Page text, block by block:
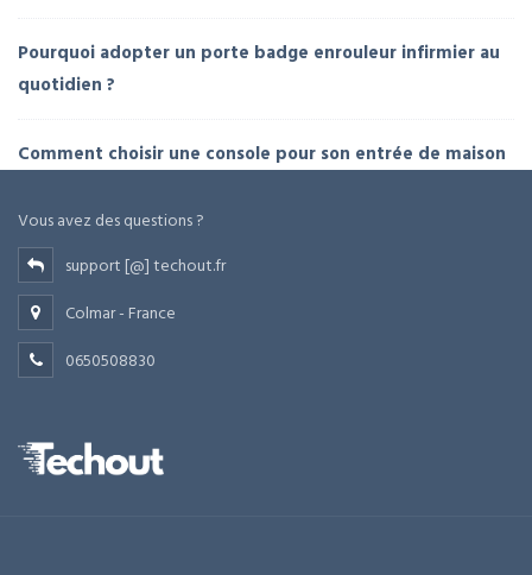
Pourquoi adopter un porte badge enrouleur infirmier au
quotidien ?
Comment choisir une console pour son entrée de maison
Vous avez des questions ?
support [@] techout.fr
Colmar - France
0650508830